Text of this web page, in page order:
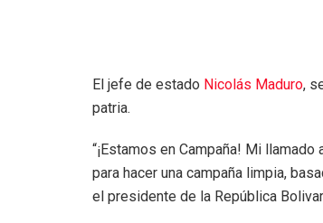
El jefe de estado Nicolás Maduro,
patria.
“¡Estamos en Campaña! Mi
para hacer una campaña limpia,
el presidente de la República